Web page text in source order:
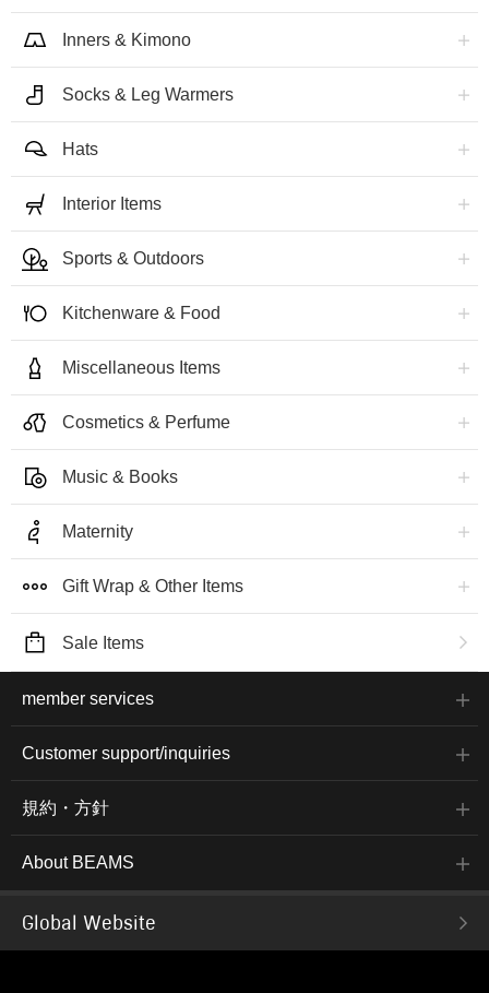
Inners & Kimono
Socks & Leg Warmers
Hats
Interior Items
Sports & Outdoors
Kitchenware & Food
Miscellaneous Items
Cosmetics & Perfume
Music & Books
Maternity
Gift Wrap & Other Items
Sale Items
member services
Customer support/inquiries
規約・方針
About BEAMS
Global Website